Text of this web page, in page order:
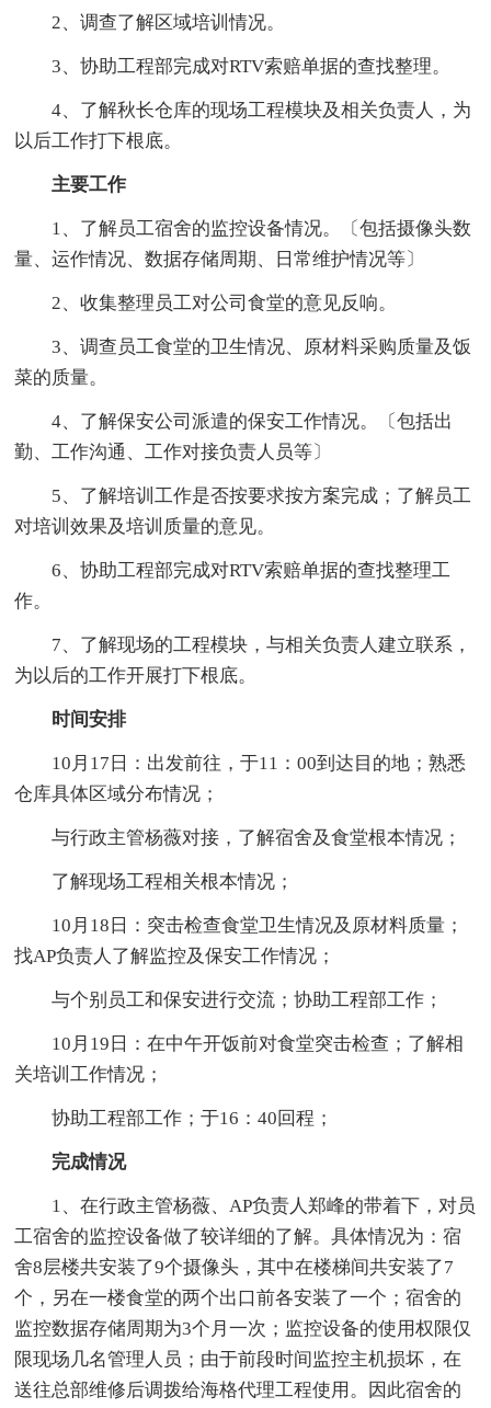
2、调查了解区域培训情况。
3、协助工程部完成对RTV索赔单据的查找整理。
4、了解秋长仓库的现场工程模块及相关负责人，为
以后工作打下根底。
主要工作
1、了解员工宿舍的监控设备情况。〔包括摄像头数
量、运作情况、数据存储周期、日常维护情况等〕
2、收集整理员工对公司食堂的意见反响。
3、调查员工食堂的卫生情况、原材料采购质量及饭
菜的质量。
4、了解保安公司派遣的保安工作情况。〔包括出
勤、工作沟通、工作对接负责人员等〕
5、了解培训工作是否按要求按方案完成；了解员工
对培训效果及培训质量的意见。
6、协助工程部完成对RTV索赔单据的查找整理工
作。
7、了解现场的工程模块，与相关负责人建立联系，
为以后的工作开展打下根底。
时间安排
10月17日：出发前往，于11：00到达目的地；熟悉
仓库具体区域分布情况；
与行政主管杨薇对接，了解宿舍及食堂根本情况；
了解现场工程相关根本情况；
10月18日：突击检查食堂卫生情况及原材料质量；
找AP负责人了解监控及保安工作情况；
与个别员工和保安进行交流；协助工程部工作；
10月19日：在中午开饭前对食堂突击检查；了解相
关培训工作情况；
协助工程部工作；于16：40回程；
完成情况
1、在行政主管杨薇、AP负责人郑峰的带着下，对员
工宿舍的监控设备做了较详细的了解。具体情况为：宿
舍8层楼共安装了9个摄像头，其中在楼梯间共安装了7
个，另在一楼食堂的两个出口前各安装了一个；宿舍的
监控数据存储周期为3个月一次；监控设备的使用权限仅
限现场几名管理人员；由于前段时间监控主机损坏，在
送往总部维修后调拨给海格代理工程使用。因此宿舍的